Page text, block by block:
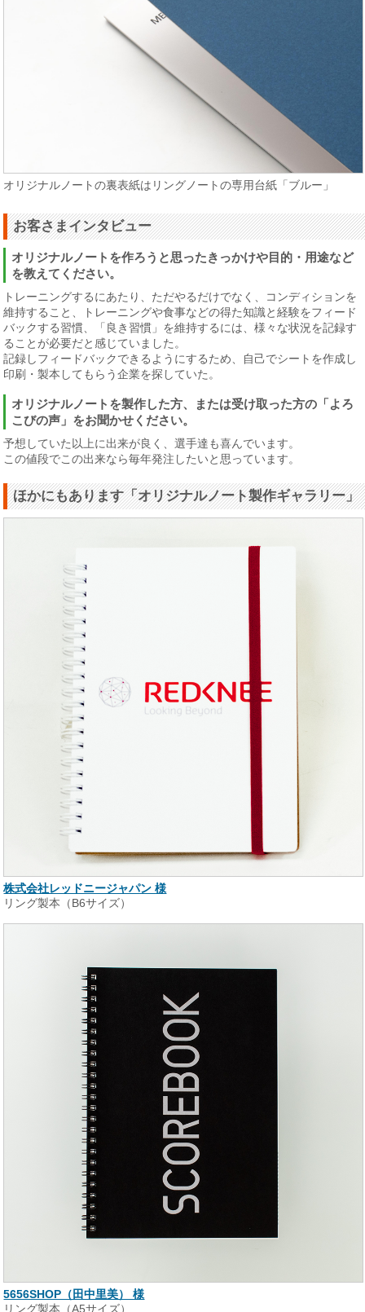
オリジナルノートの裏表紙はリングノートの専用台紙「ブルー」
お客さまインタビュー
オリジナルノートを作ろうと思ったきっかけや目的・用途など
を教えてください。
トレーニングするにあたり、ただやるだけでなく、コンディションを
維持すること、トレーニングや食事などの得た知識と経験をフィード
バックする習慣、「良き習慣」を維持するには、様々な状況を記録す
ることが必要だと感じていました。
記録しフィードバックできるようにするため、自己でシートを作成し
印刷・製本してもらう企業を探していた。
オリジナルノートを製作した方、または受け取った方の「よろ
こびの声」をお聞かせください。
予想していた以上に出来が良く、選手達も喜んでいます。
この値段でこの出来なら毎年発注したいと思っています。
ほかにもあります「オリジナルノート製作ギャラリー」
株式会社レッドニージャパン 様
リング製本（B6サイズ）
5656SHOP（田中里美） 様
リング製本（A5サイズ）